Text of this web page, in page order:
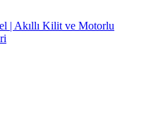
| Akıllı Kilit ve Motorlu